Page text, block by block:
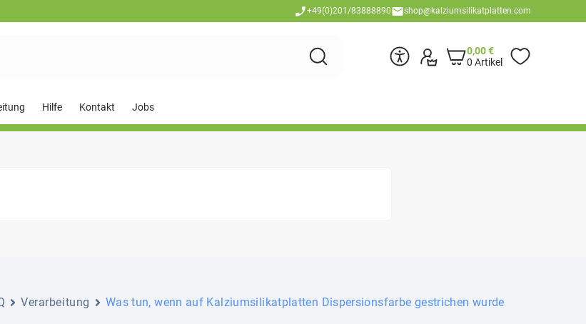
+49(0)201/83888890 shop@kalziumsilikatplatten.com
0,00€
0 Artikel
Hilfe Kontakt Jobs
Verarbeitung Was tun, wenn auf Kalziumsilikatplatten Dispersionsfarbe gestrichen wurde